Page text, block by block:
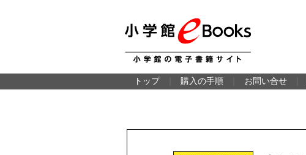
トップ 購入の手順 お問い合せ